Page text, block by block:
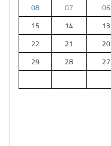
06
07
08
13
14
15
20
21
22
27
28
29